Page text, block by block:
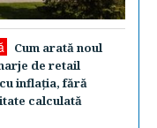
Cum arată noul
de retail
inflaţia, fără
calculată